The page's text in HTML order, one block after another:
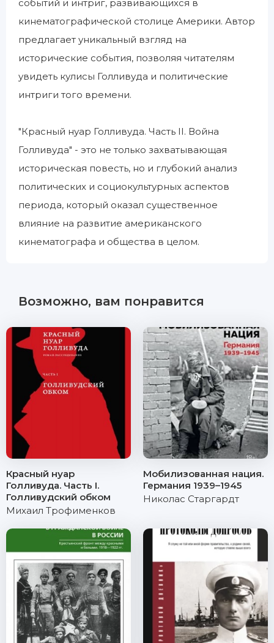
событий и интриг, развивающихся в
кинематографической столице Америки. Автор
предлагает уникальный взгляд на
исторические события, позволяя читателям
увидеть кулисы Голливуда и политические
интриги того времени.
"Красный нуар Голливуда. Часть II. Война
Голливуда" - это не только захватывающая
историческая повесть, но и глубокий анализ
политических и социокультурных аспектов
периода, который оказал существенное
влияние на развитие американского
кинематографа и общества в целом.
Возможно, вам понравится
Красный нуар
Голливуда. Часть I.
Голливудский обком
Михаил Трофименков
Мобилизованная нация.
Германия 1939–1945
Николас Старгардт